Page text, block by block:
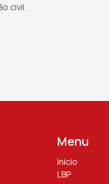
civil.
Menu
Início
LBP